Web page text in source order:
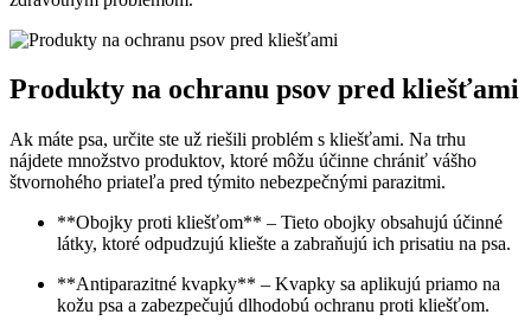
Produkty na ochranu psov pred kliešťami
​Ak máte psa, ​určite ste už riešili problém s‍ kliešťami.​ Na ⁤trhu⁣
nájdete množstvo produktov, ktoré môžu účinne chrániť vášho
štvornohého priateľa pred týmito nebezpečnými ‍parazitmi.
**Obojky proti kliešťom** – Tieto obojky obsahujú ​účinné
látky, ktoré odpudzujú kliešte a zabraňujú ich prisatiu na psa.
**Antiparazitné‌ kvapky** – Kvapky ‌sa aplikujú⁤ priamo na
kožu psa a zabezpečujú dlhodobú ochranu proti⁣ kliešťom.